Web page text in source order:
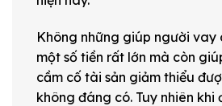
Không những giúp người vay
một số tiền rất lớn mà còn
cầm cố tài sản giảm thiểu
không đáng có. Tuy nhiên khi